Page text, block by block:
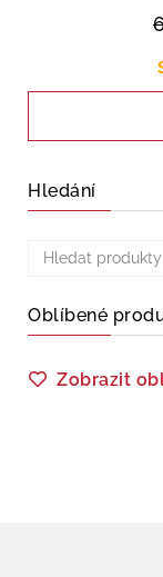
Hledání
Oblíbené
Zobrazit